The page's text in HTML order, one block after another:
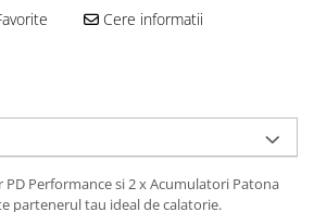
Cere informatii
PD Performance si 2 x Acumulatori Patona
partenerul tau ideal de calatorie.